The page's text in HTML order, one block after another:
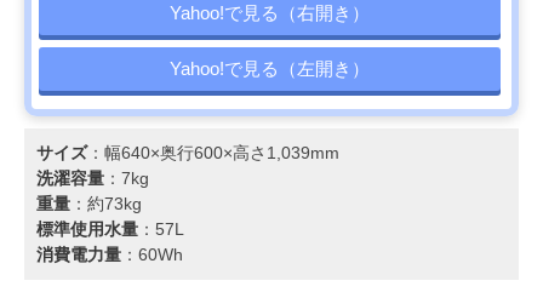
Yahoo!で見る（右開き）
Yahoo!で見る（左開き）
サイズ：幅640×奥行600×高さ1,039mm
洗濯容量 ：7kg
重量 ：約73kg
標準使用水量 ：57L
消費電力量 ：60Wh